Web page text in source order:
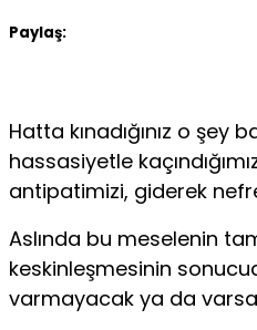
Paylaş:
Hatta kınadığınız o şey
hassasiyetle
antipatimizi, giderek
Aslında bu meselenin
keskinleşmesinin
varmayacak ya da